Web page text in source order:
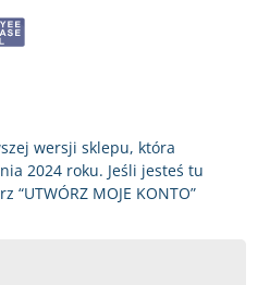
wersji sklepu, która
2024 roku. Jeśli jesteś tu
“UTWÓRZ MOJE KONTO”